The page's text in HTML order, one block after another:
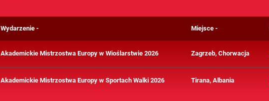
Wydarzenie Miejsce
Akademickie Mistrzostwa Europy w Wioślarstwie 2026 Zagrzeb, Chorwacja
Akademickie Mistrzostwa Europy w Sportach Walki 2026 Tirana, Albania